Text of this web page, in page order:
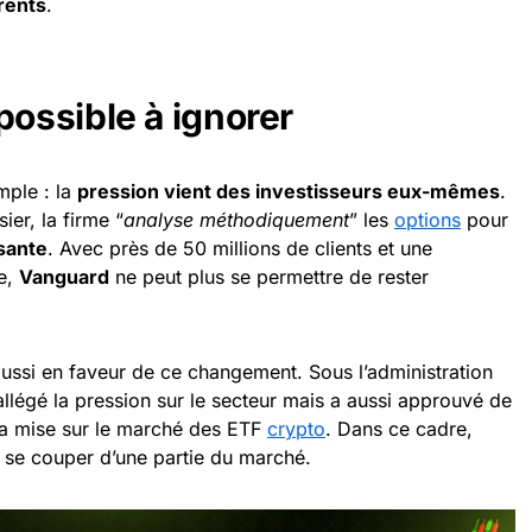
à ignorer
: la pression vient des investisseurs eux-mêmes.
la firme “analyse méthodiquement” les options pour
. Avec près de 50 millions de clients et une
Vanguard ne peut plus se permettre de rester
en faveur de ce changement. Sous l’administration
la pression sur le secteur mais a aussi approuvé de
mise sur le marché des ETF crypto. Dans ce cadre,
couper d’une partie du marché.